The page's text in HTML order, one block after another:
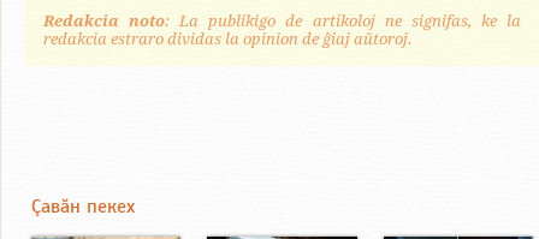
Redakcia noto: La publikigo de artikoloj ne signifas, ke la
redakcia estraro dividas la opinion de ĝiaj aŭtoroj.
Çавăн пекех